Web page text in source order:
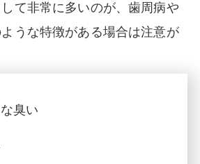
て非常に多いのが、歯周病や
うな特徴がある場合は注意が
臭い